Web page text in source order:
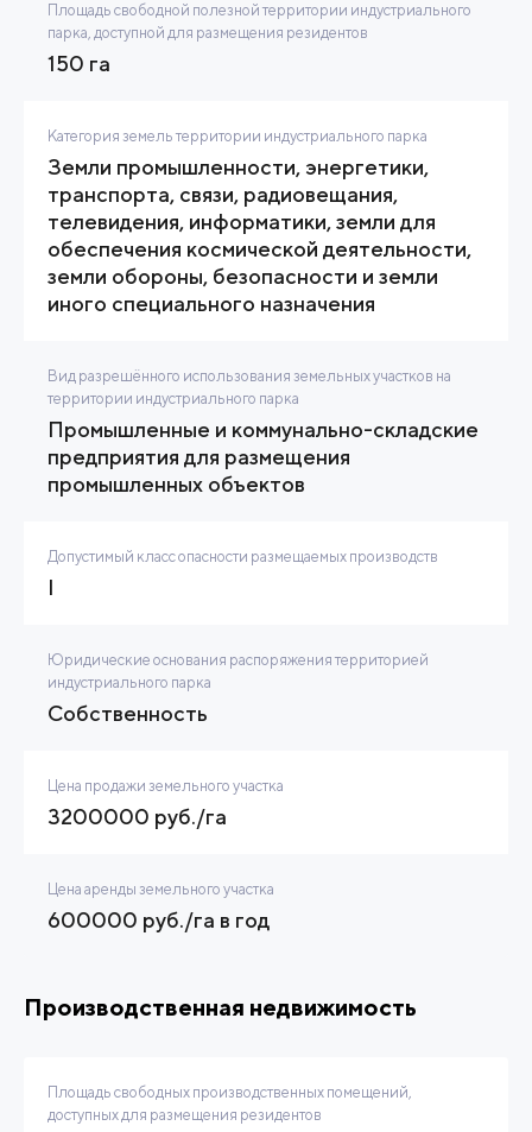
Площадь свободной полезной территории индустриального
парка, доступной для размещения резидентов
150 га
Категория земель территории индустриального парка
Земли промышленности, энергетики,
транспорта, связи, радиовещания,
телевидения, информатики, земли для
обеспечения космической деятельности,
земли обороны, безопасности и земли
иного специального назначения
Вид разрешённого использования земельных участков на
территории индустриального парка
Промышленные и коммунально-складские
предприятия для размещения
промышленных объектов
Допустимый класс опасности размещаемых производств
I
Юридические основания распоряжения территорией
индустриального парка
Собственность
Цена продажи земельного участка
3200000 руб./га
Цена аренды земельного участка
600000 руб./га в год
Производственная недвижимость
Площадь свободных производственных помещений,
доступных для размещения резидентов